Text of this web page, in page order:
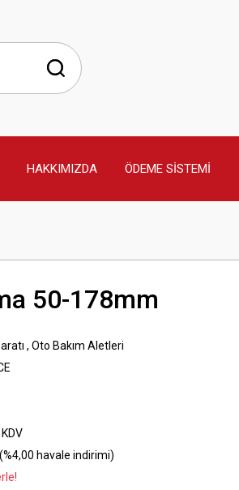
HAKKIMIZDA ÖDEME SİSTEMİ
50-178mm
, Oto Bakım Aletleri
havale indirimi)